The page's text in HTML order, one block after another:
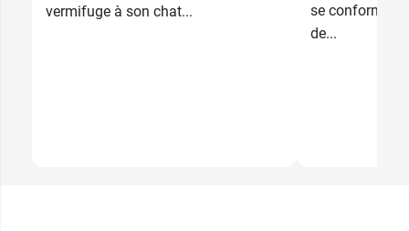
vermifuge à son chat...
se conformer
de...